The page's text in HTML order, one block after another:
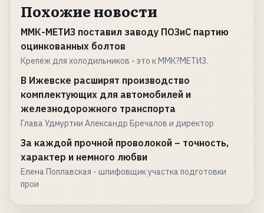
Похожие новости
ММК-МЕТИЗ поставил заводу ПОЗиС партию
оцинкованных болтов
Крепёж для холодильников - это к ММК?МЕТИЗ.
В Ижевске расширят производство
комплектующих для автомобилей и
железнодорожного транспорта
Глава Удмуртии Александр Бречалов и директор
За каждой прочной проволокой – точность,
характер и немного любви
Елена Поплавская - шлифовщик участка подготовки
прои